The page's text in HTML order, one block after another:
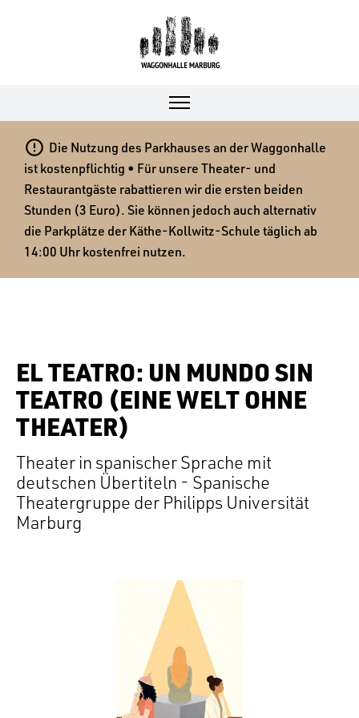
 Die Nutzung des Parkhauses an der Waggonhalle
ist kostenpflichtig • Für unsere Theater- und
Restaurantgäste rabattieren wir die ersten beiden
Stunden (3 Euro). Sie können jedoch auch alternativ
die Parkplätze der Käthe-Kollwitz-Schule täglich ab
14:00 Uhr kostenfrei nutzen.
EL TEATRO: UN MUNDO SIN
TEATRO (EINE WELT OHNE
THEATER)
Theater in spanischer Sprache mit
deutschen Übertiteln - Spanische
Theatergruppe der Philipps Universität
Marburg